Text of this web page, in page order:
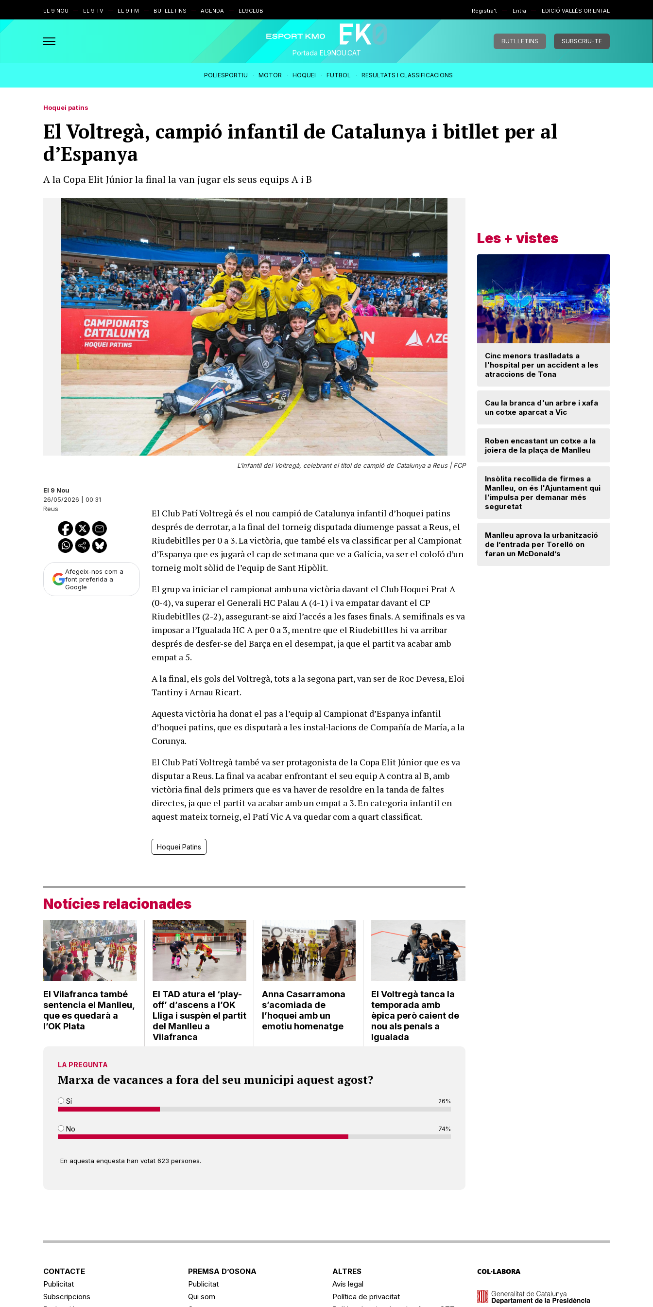
EL 9 NOU EL 9 TV EL 9 FM BUTLLETINS AGENDA EL9CLUB Registra't Entra EDICIÓ VALLÈS ORIENTAL
Portada EL9NOU.CAT
BUTLLETINS SUBSCRIU-TE
POLIESPORTIU MOTOR HOQUEI FUTBOL RESULTATS I CLASSIFICACIONS
Hoquei patins
El Voltregà, campió infantil de Catalunya i bitllet per al
d’Espanya
A la Copa Elit Júnior la final la van jugar els seus equips A i B
L’infantil del Voltregà, celebrant el títol de campió de Catalunya a Reus |FCP
El 9 Nou
26/05/2026 | 00:31
Reus
Afegeix-nos com a
font preferida a
Google
El Club Patí Voltregà és el nou campió de Catalunya infantil d’hoquei patins
després de derrotar, a la final del torneig disputada diumenge passat a Reus, el
Riudebitlles per 0 a 3. La victòria, que també els va classificar per al Campionat
d’Espanya que es jugarà el cap de setmana que ve a Galícia, va ser el colofó d’un
torneig molt sòlid de l’equip de Sant Hipòlit.
El grup va iniciar el campionat amb una victòria davant el Club Hoquei Prat A
(0-4), va superar el Generali HC Palau A (4-1) i va empatar davant el CP
Riudebitlles (2-2), assegurant-se així l’accés a les fases finals. A semifinals es va
imposar a l’Igualada HC A per 0 a 3, mentre que el Riudebitlles hi va arribar
després de desfer-se del Barça en el desempat, ja que el partit va acabar amb
empat a 5.
A la final, els gols del Voltregà, tots a la segona part, van ser de Roc Devesa, Eloi
Tantiny i Arnau Ricart.
Aquesta victòria ha donat el pas a l’equip al Campionat d’Espanya infantil
d’hoquei patins, que es disputarà a les instal·lacions de Compañía de María, a la
Corunya.
El Club Patí Voltregà també va ser protagonista de la Copa Elit Júnior que es va
disputar a Reus. La final va acabar enfrontant el seu equip A contra al B, amb
victòria final dels primers que es va haver de resoldre en la tanda de faltes
directes, ja que el partit va acabar amb un empat a 3. En categoria infantil en
aquest mateix torneig, el Patí Vic A va quedar com a quart classificat.
Hoquei Patins
Notícies relacionades
El Vilafranca també
sentencia el Manlleu,
que es quedarà a
l’OK Plata
El TAD atura el ‘play-
off’ d’ascens a l’OK
Lliga i suspèn el partit
del Manlleu a
Vilafranca
Anna Casarramona
s’acomiada de
l’hoquei amb un
emotiu homenatge
El Voltregà tanca la
temporada amb
èpica però caient de
nou als penals a
Igualada
LA PREGUNTA
Marxa de vacances a fora del seu municipi aquest agost?
Sí 26%
No 74%
En aquesta enquesta han votat 623 persones.
Les + vistes
Cinc menors traslladats a
l'hospital per un accident a les
atraccions de Tona
Cau la branca d'un arbre i xafa
un cotxe aparcat a Vic
Roben encastant un cotxe a la
joiera de la plaça de Manlleu
Insòlita recollida de firmes a
Manlleu, on és l'Ajuntament qui
l'impulsa per demanar més
seguretat
Manlleu aprova la urbanització
de l’entrada per Torelló on
faran un McDonald’s
CONTACTE
Publicitat
Subscripcions
PREMSA D’OSONA
Publicitat
Qui som
ALTRES
Avís legal
Política de privacitat
COL·LABORA